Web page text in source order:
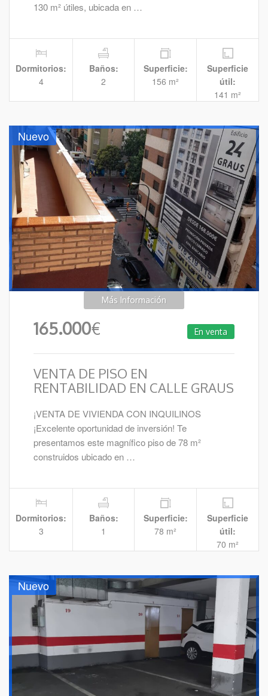
130 m² útiles, ubicada en …
Dormitorios:
4
Baños:
2
Superficie:
156 m²
Superficie
útil:
141 m²
Más Información
Nuevo
165.000€ En venta
VENTA DE PISO EN
RENTABILIDAD EN CALLE GRAUS
¡VENTA DE VIVIENDA CON INQUILINOS
¡Excelente oportunidad de inversión! Te
presentamos este magnífico piso de 78 m²
construidos ubicado en …
Dormitorios:
3
Baños:
1
Superficie:
78 m²
Superficie
útil:
70 m²
Nuevo